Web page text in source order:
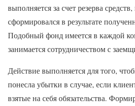
выполняется за счет резерва
сформировался в результате
Подобный фонд имеется в каждой
занимается сотрудничеством с
Действие выполняется для того,
понесла убытки в случае, если
взятые на себя обязательства.